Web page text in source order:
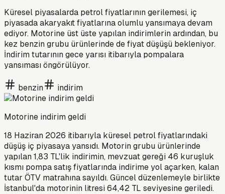
Küresel piyasalarda petrol fiyatlarının gerilemesi, iç
piyasada akaryakıt fiyatlarına olumlu yansımaya devam
ediyor. Motorine üst üste yapılan indirimlerin ardından, bu
kez benzin grubu ürünlerinde de fiyat düşüşü bekleniyor.
İndirim tutarının gece yarısı itibarıyla pompalara
yansıması öngörülüyor.
benzin indirim
Motorine indirim geldi
18 Haziran 2026 itibarıyla küresel petrol fiyatlarındaki
düşüş iç piyasaya yansıdı. Motorin grubu ürünlerinde
yapılan 1,83 TL'lik indirimin, mevzuat gereği 46 kuruşluk
kısmı pompa satış fiyatlarında indirime yol açarken, kalan
tutar ÖTV matrahına sayıldı. Güncel düzenlemeyle birlikte
İstanbul'da motorinin litresi 64,42 TL seviyesine geriledi.